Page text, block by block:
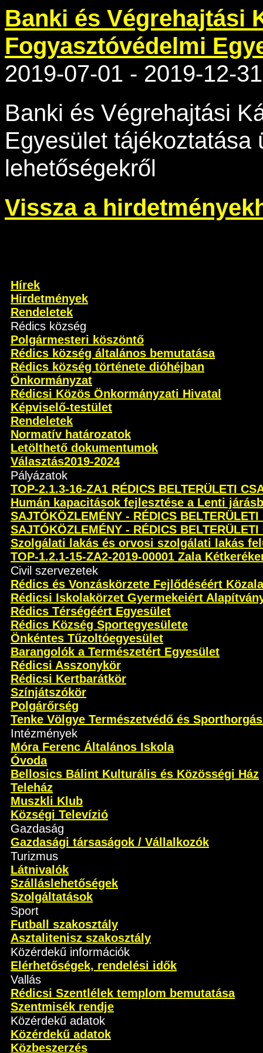
Banki és Végrehajtási
Fogyasztóvédelmi
2019-07-01 - 2019-12-31
Banki és Végrehajtási
Egyesület tájékoztatása
lehetőségekről
Vissza a
Hírek
Hirdetmények
Rendeletek
Rédics község
Polgármesteri köszöntő
Rédics község általános bemutatása
Rédics község története dióhéjban
Önkormányzat
Rédicsi Közös Önkormányzati Hivatal
Képviselő-testület
Rendeletek
Normatív határozatok
Letölthető dokumentumok
Választás2019-2024
Pályázatok
TOP-2.1.3-16-ZA1 RÉDICS BELTERÜLETI
Humán kapacitások fejlesztése a Lenti
SAJTÓKÖZLEMÉNY - RÉDICS
SAJTÓKÖZLEMÉNY - RÉDICS
Szolgálati lakás és orvosi szolgálati lakás
TOP-1.2.1-15-ZA2-2019-00001 Zala
Civil szervezetek
Rédics és Vonzáskörzete Fejlődéséért
Rédicsi Iskolakörzet Gyermekeiért
Rédics Térségéért Egyesület
Rédics Község Sportegyesülete
Önkéntes Tűzoltóegyesület
Barangolók a Természetért Egyesület
Rédicsi Asszonykör
Rédicsi Kertbarátkör
Színjátszókör
Polgárőrség
Tenke Völgye Természetvédő és
Intézmények
Móra Ferenc Általános Iskola
Óvoda
Bellosics Bálint Kulturális és Közösségi Ház
Teleház
Muszkli Klub
Községi Televízió
Gazdaság
Gazdasági társaságok / Vállalkozók
Turizmus
Látnivalók
Szálláslehetőségek
Szolgáltatások
Sport
Futball szakosztály
Asztalitenisz szakosztály
Közérdekű információk
Elérhetőségek, rendelési idők
Vallás
Rédicsi Szentlélek templom bemutatása
Szentmisék rendje
Közérdekű adatok
Közérdekű adatok
Közbeszerzés